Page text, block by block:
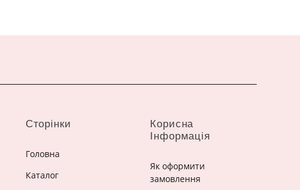
Сторінки
Головна
Каталог
Корисна
Інформація
Як оформити
замовлення